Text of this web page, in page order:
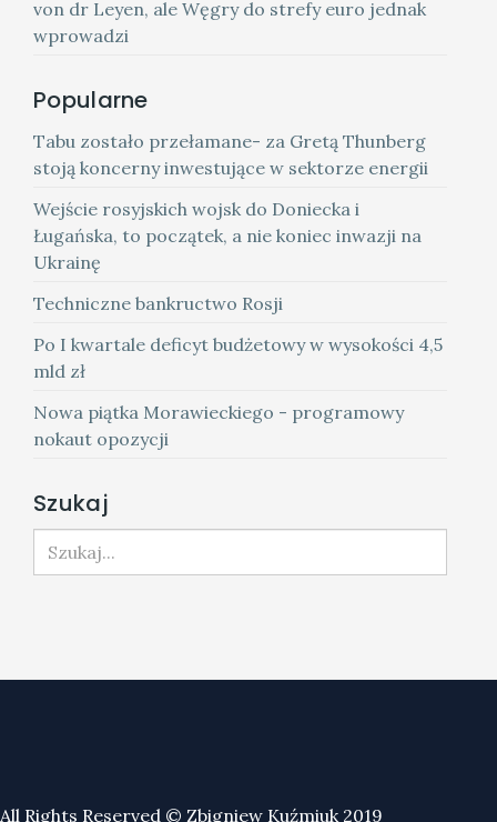
von dr Leyen, ale Węgry do strefy euro jednak
wprowadzi
Popularne
Tabu zostało przełamane- za Gretą Thunberg
stoją koncerny inwestujące w sektorze energii
Wejście rosyjskich wojsk do Doniecka i
Ługańska, to początek, a nie koniec inwazji na
Ukrainę
Techniczne bankructwo Rosji
Po I kwartale deficyt budżetowy w wysokości 4,5
mld zł
Nowa piątka Morawieckiego - programowy
nokaut opozycji
Szukaj
Szukaj...
All Rights Reserved © Zbigniew Kuźmiuk 2019